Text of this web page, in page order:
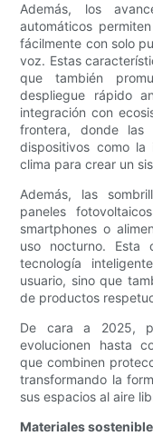
Además, los
automáticos
fácilmente con solo
voz. Estas
que también
despliegue rápido
integración con
frontera, donde las
dispositivos como
clima para crear un
Además, las
paneles
smartphones o
uso nocturno. Esta
tecnología
usuario, sino que
de productos
De cara a 2025,
evolucionen hasta
que combinen
transformando la
sus espacios al aire
Materiales